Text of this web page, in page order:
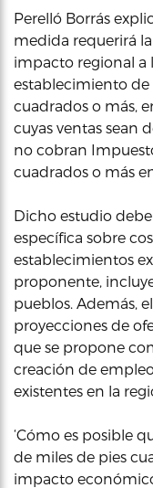
Perelló Borrás
medida requerirá
impacto regional a
establecimiento
cuadrados o más,
cuyas ventas sean
no cobran
cuadrados o más
Dicho estudio
específica sobre
establecimientos
proponente,
pueblos. Además,
proyecciones de
que se propone
creación de
existentes en la
‘Cómo es posible
de miles de pies
impacto